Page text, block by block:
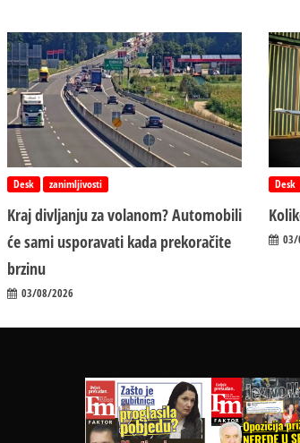
Desk zanimljivosti
Kraj divljanju za volanom? Automobili
će sami usporavati kada prekoračite
brzinu
03/08/2026
Desk
03/